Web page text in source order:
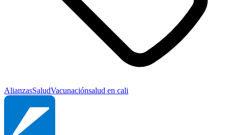
AlianzasSaludVacunaciónsalud en cali